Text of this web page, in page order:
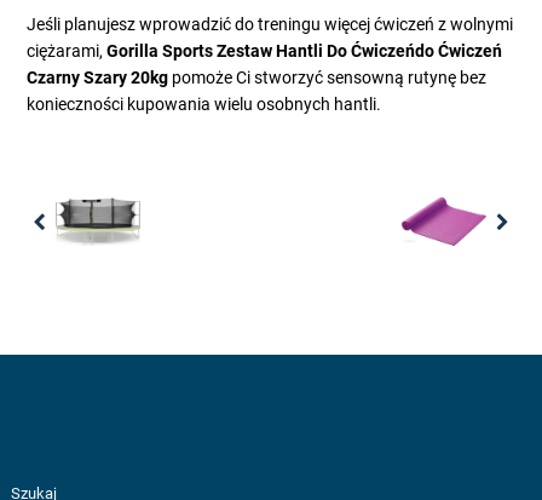
Jeśli planujesz wprowadzić do treningu więcej ćwiczeń z wolnymi
ciężarami,Gorilla Sports Zestaw Hantli Do Ćwiczeńdo Ćwiczeń
Czarny Szary 20kg pomoże Ci stworzyć sensowną rutynę bez
konieczności kupowania wielu osobnych hantli.
Szukaj